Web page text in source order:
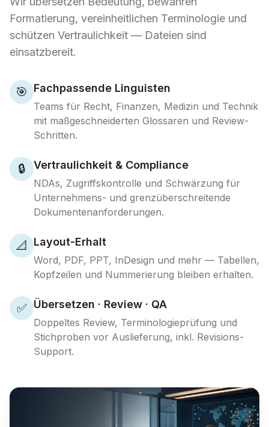
Formatierung, vereinheitlichen Terminologie und
schützen Vertraulichkeit — Dateien sind
einsatzbereit.
🎯 Fachpassende Linguisten
Teams für Recht, Finanzen, Medizin und Technik
mit maßgeschneiderten Glossaren und Review-
Schritten.
🔒 Vertraulichkeit & Compliance
NDAs, Zugriffskontrolle und Schwärzung für
Unternehmens- und grenzüberschreitende
Dokumentenanforderungen.
📐 Layout-Erhalt
Word, PDF, PPT, InDesign und mehr — Tabellen,
Kopfzeilen und Nummerierung bleiben erhalten.
✅ Übersetzen · Review · QA
Doppeltes Review, Terminologieprüfung und
Stichproben vor Auslieferung, inkl. Revisions-
Support.